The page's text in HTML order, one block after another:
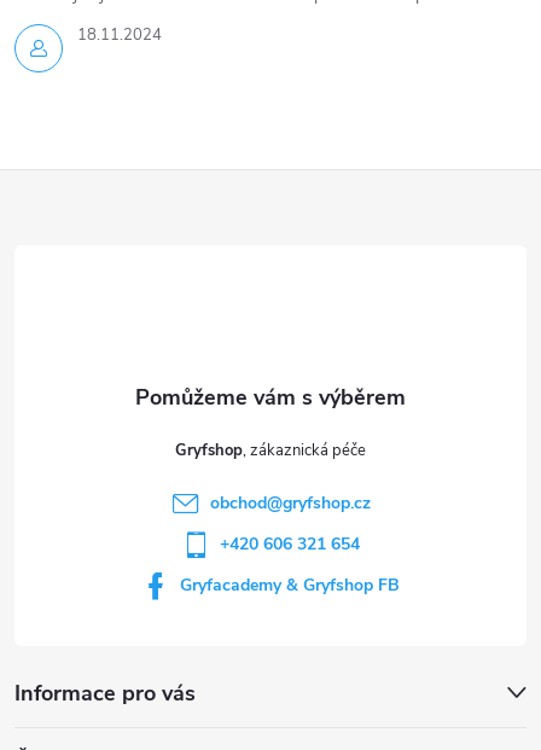
18.11.2024
Informace pro vás
Gryfshop
obchod@gryfshop.cz
+420 606 321 654
Gryfacademy & Gryfshop FB